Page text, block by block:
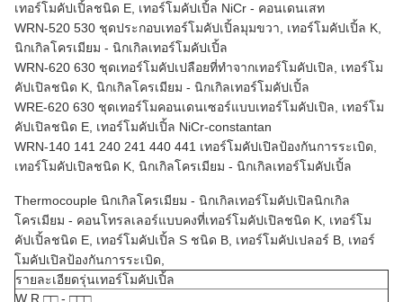
เทอร์โมคัปเปิ้ลชนิด E, เทอร์โมคัปเปิ้ล NiCr - คอนเดนเสท
WRN-520 530 ชุดประกอบเทอร์โมคัปเปิ้ลมุมขวา, เทอร์โมคัปเปิ้ล K,
นิกเกิลโครเมียม - นิกเกิลเทอร์โมคัปเปิ้ล
WRN-620 630 ชุดเทอร์โมคัปเปลือยที่ทำจากเทอร์โมคัปเปิล, เทอร์โม
คัปเปิลชนิด K, นิกเกิลโครเมียม - นิกเกิลเทอร์โมคัปเปิ้ล
WRE-620 630 ชุดเทอร์โมคอนเดนเซอร์แบบเทอร์โมคัปเปิล, เทอร์โม
คัปเปิลชนิด E, เทอร์โมคัปเปิ้ล NiCr-constantan
WRN-140 141 240 241 440 441 เทอร์โมคัปเปิลป้องกันการระเบิด,
เทอร์โมคัปเปิลชนิด K, นิกเกิลโครเมียม - นิกเกิลเทอร์โมคัปเปิ้ล
Thermocouple นิกเกิลโครเมียม - นิกเกิลเทอร์โมคัปเปิลนิกเกิล
โครเมียม - คอนโทรลเลอร์แบบคงที่เทอร์โมคัปเปิลชนิด K, เทอร์โม
คัปเปิ้ลชนิด E, เทอร์โมคัปเปิ้ล S ชนิด B, เทอร์โมคัปเปลอร์ B, เทอร์
โมคัปเปิลป้องกันการระเบิด,
รายละเอียดรุ่นเทอร์โมคัปเปิ้ล
W R □□ - □□□